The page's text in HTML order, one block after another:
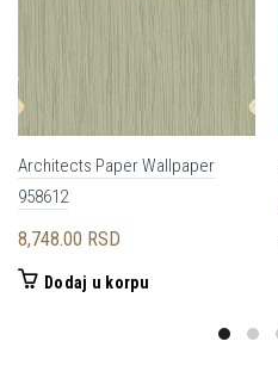
Architects Paper Wallpaper
958612
8,748.00 RSD
Dodaj u korpu